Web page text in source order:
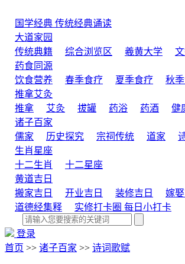
国学经典 传统经典诵读
大道家园
传统典籍
综合浏览区 羲黄大学
药食同源
饮食营养
春季食疗 夏季食疗 秋
推拿艾灸
推拿
艾灸 拔罐 药浴 药酒 健
诸子百家
儒家
历史探究 宗祠传统 道家
生肖星座
十二生肖
十二星座
黄道吉日
搬家吉日
开业吉日 装修吉日 嫁
道德经集释
实修打卡圈 每日小打卡
登录
首页 >> 诸子百家 >> 诗词歌赋